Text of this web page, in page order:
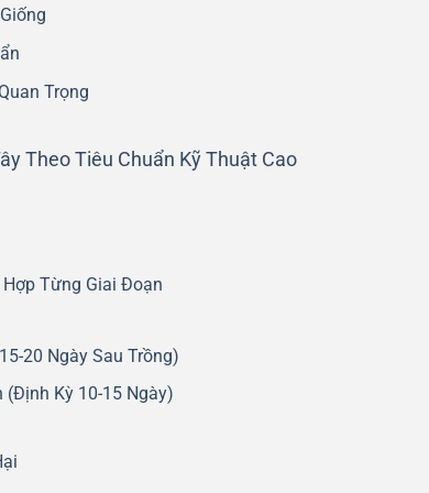
Trọng
Theo Tiêu Chuẩn Kỹ Thuật Cao
Từng Giai Đoạn
20 Ngày Sau Trồng)
(Định Kỳ 10-15 Ngày)